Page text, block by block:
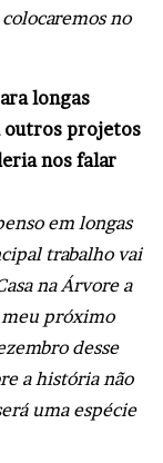
no
longas
outros projetos
nos falar
em longas
trabalho vai
na Árvore a
próximo
desse
a história não
uma espécie